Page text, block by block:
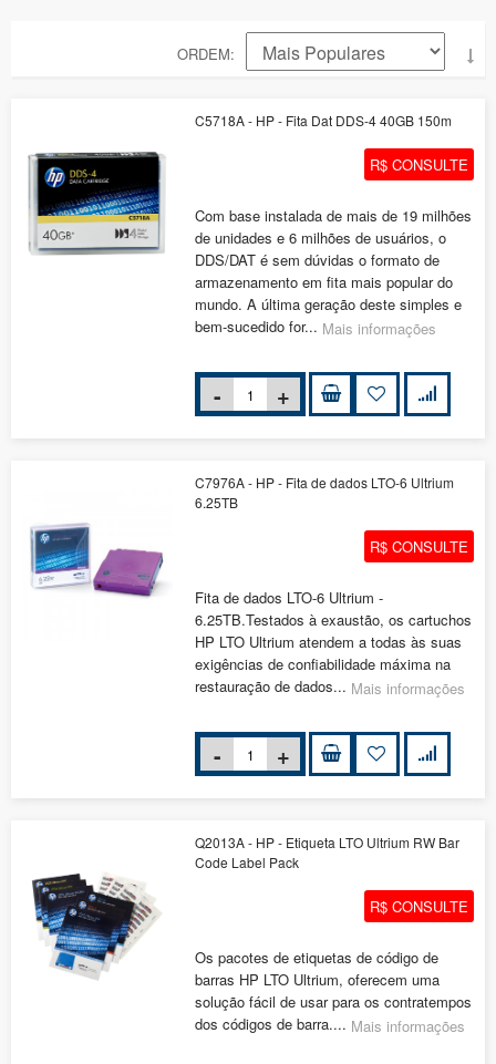
ORDEM
C5718A - HP - Fita Dat DDS-4 40GB 150m
R$ CONSULTE
Com base instalada de mais de 19 milhões
de unidades e 6 milhões de usuários, o
DDS/DAT é sem dúvidas o formato de
armazenamento em fita mais popular do
mundo. A última geração deste simples e
bem-sucedido for... Mais informações
C7976A - HP - Fita de dados LTO-6 Ultrium
6.25TB
R$ CONSULTE
Fita de dados LTO-6 Ultrium -
6.25TB.Testados à exaustão, os cartuchos
HP LTO Ultrium atendem a todas às suas
exigências de confiabilidade máxima na
restauração de dados... Mais informações
Q2013A - HP - Etiqueta LTO Ultrium RW Bar
Code Label Pack
R$ CONSULTE
Os pacotes de etiquetas de código de
barras HP LTO Ultrium, oferecem uma
solução fácil de usar para os contratempos
dos códigos de barra.... Mais informações